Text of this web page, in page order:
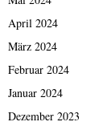
April 2024
März 2024
Februar 2024
Januar 2024
Dezember 2023